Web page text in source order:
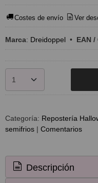
Costes de envío Ver
Marca: Dreidoppel • EAN /
Categoría: Repostería
semifrios | Comentarios
Descripción